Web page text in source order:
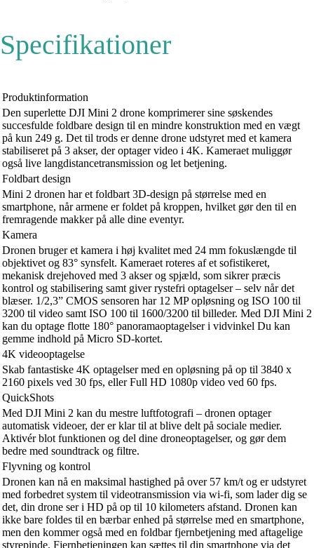
Specifikationer
Produktinformation
Den superlette DJI Mini 2 drone komprimerer sine søskendes
succesfulde foldbare design til en mindre konstruktion med en vægt
på kun 249 g. Det til trods er denne drone udstyret med et kamera
stabiliseret på 3 akser, der optager video i 4K. Kameraet muliggør
også live langdistancetransmission og let betjening.
Foldbart design
Mini 2 dronen har et foldbart 3D-design på størrelse med en
smartphone, når armene er foldet på kroppen, hvilket gør den til en
fremragende makker på alle dine eventyr.
Kamera
Dronen bruger et kamera i høj kvalitet med 24 mm fokuslængde til
objektivet og 83° synsfelt. Kameraet roteres af et sofistikeret,
mekanisk drejehoved med 3 akser og spjæld, som sikrer præcis
kontrol og stabilisering samt giver rystefri optagelser – selv når det
blæser. 1/2,3” CMOS sensoren har 12 MP opløsning og ISO 100 til
3200 til video samt ISO 100 til 1600/3200 til billeder. Med DJI Mini 2
kan du optage flotte 180° panoramaoptagelser i vidvinkel Du kan
gemme indhold på Micro SD-kortet.
4K videooptagelse
Skab fantastiske 4K optagelser med en opløsning på op til 3840 x
2160 pixels ved 30 fps, eller Full HD 1080p video ved 60 fps.
QuickShots
Med DJI Mini 2 kan du mestre luftfotografi – dronen optager
automatisk videoer, der er klar til at blive delt på sociale medier.
Aktivér blot funktionen og del dine droneoptagelser, og gør dem
bedre med soundtrack og filtre.
Flyvning og kontrol
Dronen kan nå en maksimal hastighed på over 57 km/t og er udstyret
med forbedret system til videotransmission via wi-fi, som lader dig se
det, din drone ser i HD på op til 10 kilometers afstand. Dronen kan
ikke bare foldes til en bærbar enhed på størrelse med en smartphone,
men den kommer også med en foldbar fjernbetjening med aftagelige
styrepinde. Fjernbetjeningen kan sættes til din smartphone via det